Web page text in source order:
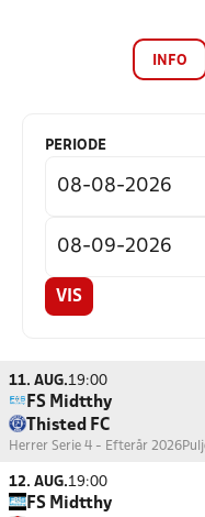
INFO
PERIODE
VIS
11. AUG.19:00
FS Midtthy
Thisted FC
Herrer Serie 4 - Efterår 2026
12. AUG.19:00
FS Midtthy